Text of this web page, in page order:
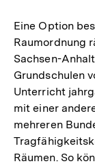
Eine Option
Raumordnung
Sachsen-
Grundschulen
Unterricht
mit einer
mehreren
Räumen. So